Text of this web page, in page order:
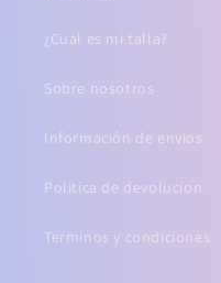
¿Cual es mi talla?
Sobre nosotros
Información de envios
Politica de devolucion
Terminos y condiciones